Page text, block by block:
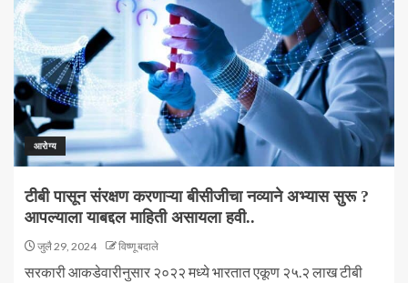
आरोग्य
टीबी पासून संरक्षण करणाऱ्या बीसीजीचा नव्याने अभ्यास सुरू ?
आपल्याला याबद्दल माहिती असायला हवी..
जुलै 29, 2024 विष्णू बदाले
सरकारी आकडेवारीनुसार २०२२ मध्ये भारतात एकूण २५.२ लाख टीबी